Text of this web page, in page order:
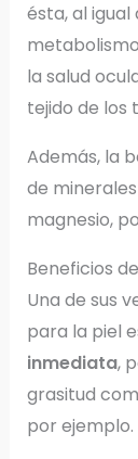
ésta, al
la salud
tejido de los
Además, la
de
magnesio,
Beneficios
Una de sus
para la piel
inmediata,
grasitud
por ejemplo.